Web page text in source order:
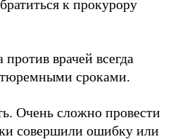
к прокурору
врачей всегда
тюремными сроками.
Очень сложно провести
совершили ошибку или